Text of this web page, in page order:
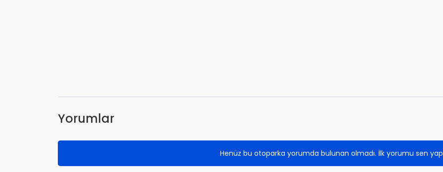
Yorumlar
Henüz bu otoparka yorumda bulunan olmadı. İlk yorumu sen